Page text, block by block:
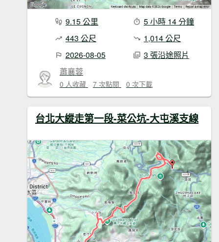
9.15 公里
5 小時 14 分鐘
443 公尺
1,014 公尺
2026-08-05
3 張沿途照片
蕭襄蓉
0 人收藏 7 次點閱 0 次下載
台北大縱走第一段-菜公坑-大屯溪支線